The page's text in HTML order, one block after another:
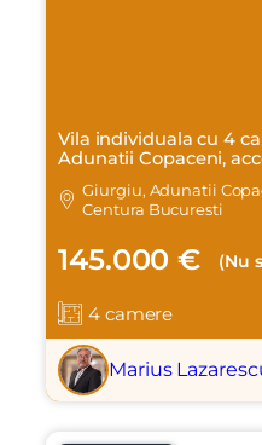
Vila individuala cu 4
Adunatii Copaceni,
Giurgiu, Adunatii
Centura Bucuresti
145.000 € (Nu
4 camere
Marius